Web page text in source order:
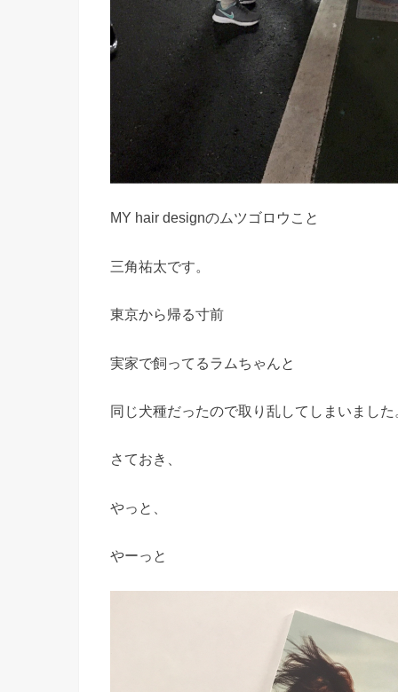
MY hair designのムツゴロウこと
三角祐太です。
東京から帰る寸前
実家で飼ってるラムちゃんと
同じ犬種だったので取り乱してしまいました
さておき、
やっと、
やーっと